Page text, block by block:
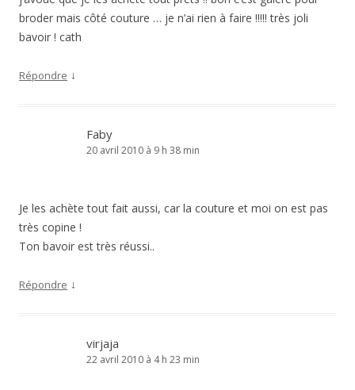
broder mais côté couture … je n’ai rien à faire !!!!! très joli
bavoir ! cath
Répondre ↓
Faby
20 avril 2010 à 9 h 38 min
Je les achète tout fait aussi, car la couture et moi on est pas
très copine !
Ton bavoir est très réussi..
Répondre ↓
virjaja
22 avril 2010 à 4 h 23 min